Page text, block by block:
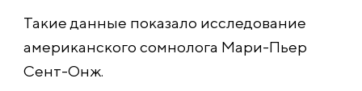
Такие данные показало исследование
американского сомнолога Мари-Пьер
Сент-Онж.